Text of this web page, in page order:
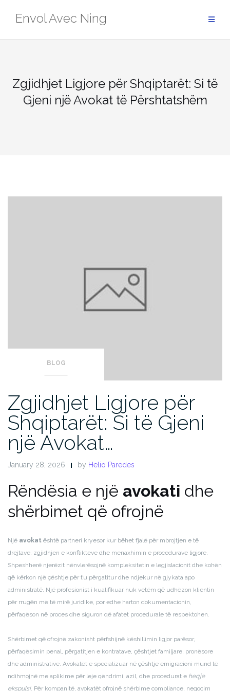
Envol Avec Ning
Zgjidhjet Ligjore për Shqiptarët: Si të
Gjeni një Avokat të Përshtatshëm
BLOG
Zgjidhjet Ligjore për
Shqiptarët: Si të Gjeni
një Avokat…
January 28, 2026 by Helio Paredes
Rëndësia e një avokati dhe
shërbimet që ofrojnë
Një avokat është partneri kryesor kur bëhet fjalë për mbrojtjen e të
drejtave, zgjidhjen e konflikteve dhe menaxhimin e procedurave ligjore.
Shpeshherë njerëzit nënvlerësojnë kompleksitetin e legjislacionit dhe kohën
që kërkon një çështje për t’u përgatitur dhe ndjekur në gjykata apo
administratë. Një profesionist i kualifikuar nuk vetëm që udhëzon klientin
për rrugën më të mirë juridike, por edhe harton dokumentacionin,
përfaqëson në proces dhe siguron që afatet procedurale të respektohen.
Shërbimet që ofrojnë zakonisht përfshijnë këshillimin ligjor parësor,
përfaqësimin penal, përgatitjen e kontratave, çështjet familjare, pronësore
dhe administrative. Avokatët e specializuar në çështje emigracioni mund të
ndihmojnë me aplikime për leje qëndrimi, azil, dhe procedurat e heqje
ekspulsi. Për kompanitë, avokatët ofrojnë shërbime compliance, negocim